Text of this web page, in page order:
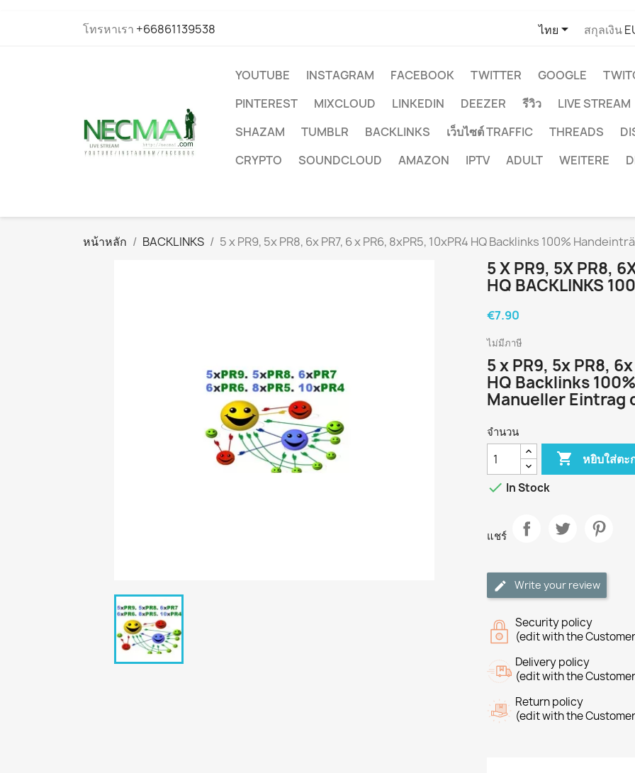
โทรหาเรา +66861139538 ไทย สกุลเงิน
YOUTUBE INSTAGRAM FACEBOOK TWITTER GOOGLE
PINTEREST
MIXCLOUD LINKEDIN DEEZER รีวิว LIVE STREAM
SHAZAM
TUMBLR BACKLINKS เว็บไซต์ TRAFFIC THREADS
CRYPTO
SOUNDCLOUD AMAZON IPTV ADULT WEITERE
หน้าหลัก BACKLINKS 5 x PR9, 5x PR8, 6x PR7, 6 x PR6, 8xPR5, 10xPR4 HQ Backlinks 100%
5 X PR9, 5X PR8,
HQ BACKLINKS
€7.90
ไม่มีภาษี
5 x PR9, 5x PR8,
HQ Backlinks
Manueller Eintrag
จำนวน
 หยิบใส่ตะ
 In Stock
แชร์
Write your review
Security policy
(edit with the
Delivery policy
(edit with the
Return policy
(edit with the